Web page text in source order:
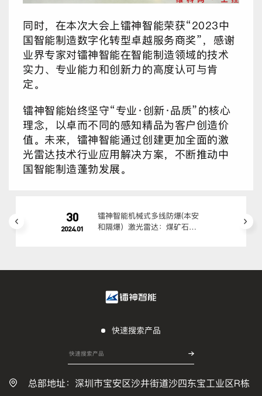
同时，在本次大会上镭神智能荣获“2023中
国智能制造数字化转型卓越服务商奖”，感谢
业界专家对镭神智能在智能制造领域的技术
实力、专业能力和创新力的高度认可与肯
定。
镭神智能始终坚守“专业·创新·品质”的核心
理念，以卓而不同的感知精品为客户创造价
值。未来，镭神智能通过创建更加全面的激
光雷达技术行业应用解决方案，不断推动中
国智能制造蓬勃发展。
30
2024.01
镭神智能机械式多线防爆(本安
和隔爆）激光雷达：煤矿石油
快速搜索产品
总部地址：深圳市宝安区沙井街道沙四东宝工业区R栋